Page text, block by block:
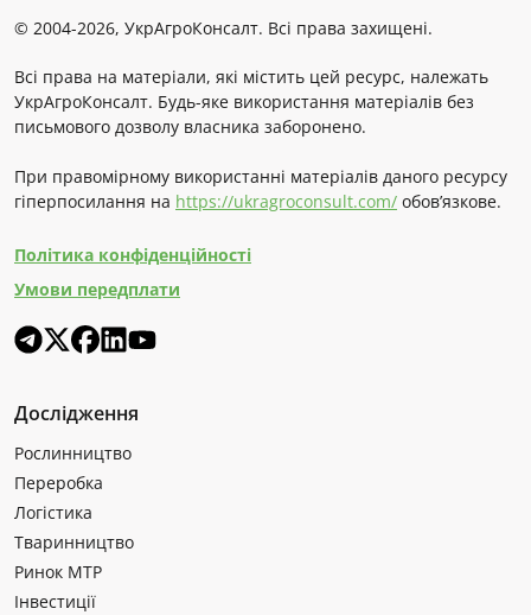
© 2004-2026, УкрАгроКонсалт. Всі права захищені.
Всі права на матеріали, які містить цей ресурс, належать
УкрАгроКонсалт. Будь-яке використання матеріалів без
письмового дозволу власника заборонено.
При правомірному використанні матеріалів даного ресурсу
гіперпосилання на https://ukragroconsult.com/ обов’язкове.
Політика конфіденційності
Умови передплати
Дослідження
Рослинництво
Переробка
Логістика
Тваринництво
Ринок МТР
Інвестиції